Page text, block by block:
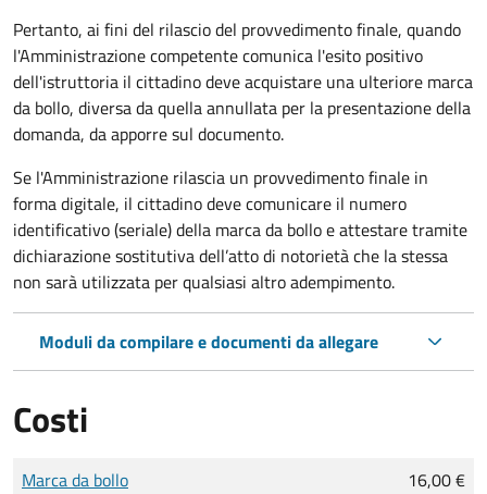
Pertanto, ai fini del rilascio del provvedimento finale, quando
l'Amministrazione competente comunica l'esito positivo
dell'istruttoria il cittadino deve acquistare una ulteriore marca
da bollo, diversa da quella annullata per la presentazione della
domanda, da apporre sul documento.
Se l'Amministrazione rilascia un provvedimento finale in
forma digitale, il cittadino devecomunicare il numero
identificativo (seriale) della marca da bollo e attestare tramite
dichiarazione sostitutiva dell’atto di notorietà che la stessa
non sarà utilizzata per qualsiasi altro adempimento.
Moduli da compilare e documenti da allegare
Costi
Tipo di pagamento
Importo
Marca da bollo 16,00 €